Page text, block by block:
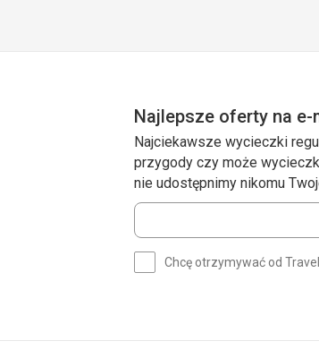
Najlepsze oferty na e-
Najciekawsze wycieczki
przygody czy może
nie udostępnimy nikomu
Wprowadź
swój
Chcę otrzymywać od